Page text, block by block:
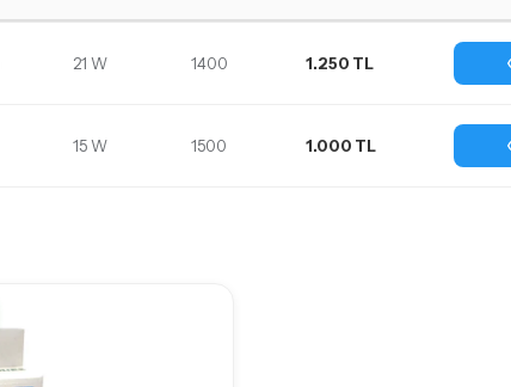
21 W 1400 1.250 TL
15 W 1500 1.000 TL